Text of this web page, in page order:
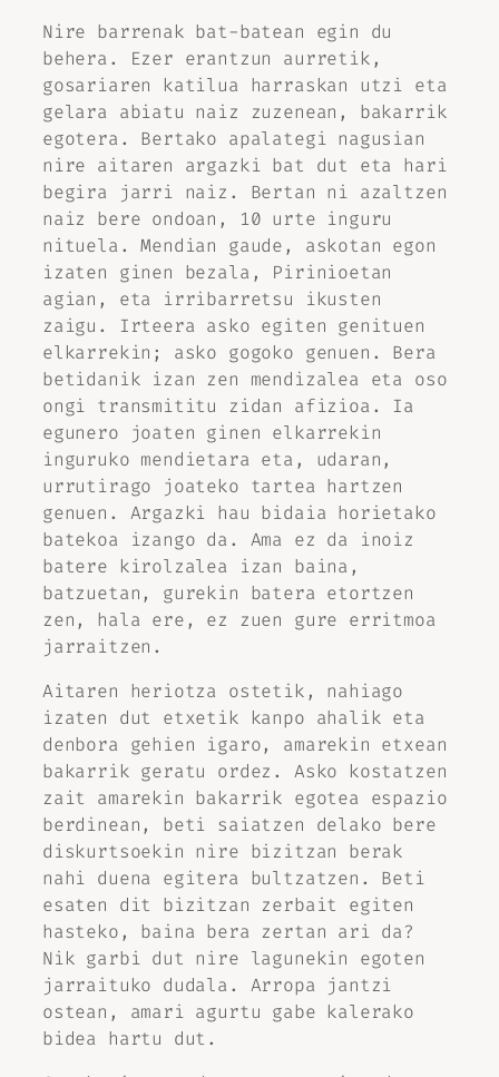
Nire barrenak bat-batean egin du
behera. Ezer erantzun aurretik,
gosariaren katilua harraskan utzi eta
gelara abiatu naiz zuzenean, bakarrik
egotera. Bertako apalategi nagusian
nire aitaren argazki bat dut eta hari
begira jarri naiz. Bertan ni azaltzen
naiz bere ondoan, 10 urte inguru
nituela. Mendian gaude, askotan egon
izaten ginen bezala, Pirinioetan
agian, eta irribarretsu ikusten
zaigu. Irteera asko egiten genituen
elkarrekin; asko gogoko genuen. Bera
betidanik izan zen mendizalea eta oso
ongi transmititu zidan afizioa. Ia
egunero joaten ginen elkarrekin
inguruko mendietara eta, udaran,
urrutirago joateko tartea hartzen
genuen. Argazki hau bidaia horietako
batekoa izango da. Ama ez da inoiz
batere kirolzalea izan baina,
batzuetan, gurekin batera etortzen
zen, hala ere, ez zuen gure erritmoa
jarraitzen.
Aitaren heriotza ostetik, nahiago
izaten dut etxetik kanpo ahalik eta
denbora gehien igaro, amarekin etxean
bakarrik geratu ordez. Asko kostatzen
zait amarekin bakarrik egotea espazio
berdinean, beti saiatzen delako bere
diskurtsoekin nire bizitzan berak
nahi duena egitera bultzatzen. Beti
esaten dit bizitzan zerbait egiten
hasteko, baina bera zertan ari da?
Nik garbi dut nire lagunekin egoten
jarraituko dudala. Arropa jantzi
ostean, amari agurtu gabe kalerako
bidea hartu dut.